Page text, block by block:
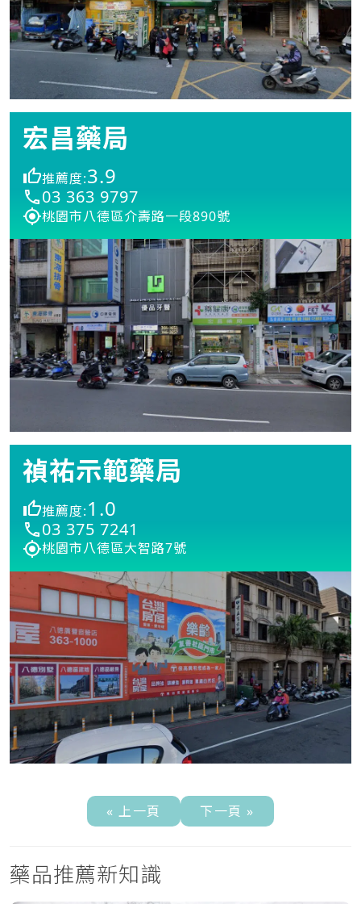
宏昌藥局
推薦度:3.9
03 363 9797
桃園市八德區介壽路一段890號
禎祐示範藥局
推薦度:1.0
03 375 7241
桃園市八德區大智路7號
« 上一頁 下一頁 »
藥品推薦新知識